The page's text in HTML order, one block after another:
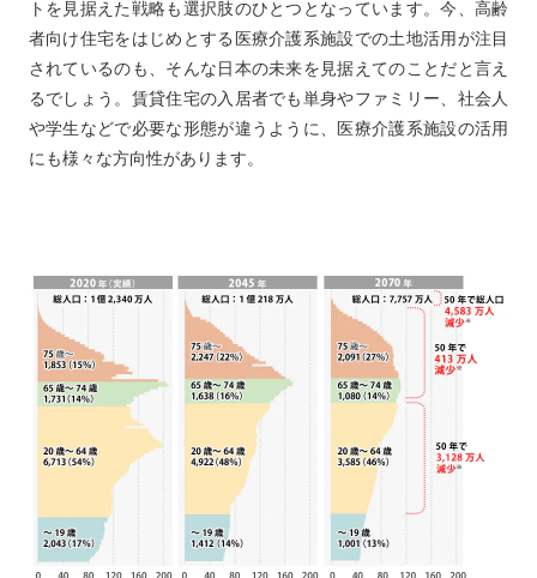
トを見据えた戦略も選択肢のひとつとなっています。今、高齢
者向け住宅をはじめとする医療介護系施設での土地活用が注目
されているのも、そんな日本の未来を見据えてのことだと言え
るでしょう。賃貸住宅の入居者でも単身やファミリー、社会人
や学生などで必要な形態が違うように、医療介護系施設の活用
にも様々な方向性があります。